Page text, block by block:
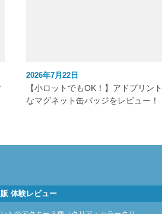
2026年7月22日
【小ロットでもOK！】アドプリン
なマグネット缶バッジをレビュー！
体験レビュー